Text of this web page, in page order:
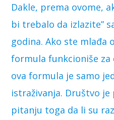
Dakle, prema ovome,
bi trebalo da izlazite”
godina. Ako ste mlađa
formula funkcioniše za
ova formula je samo
istraživanja. Društvo
pitanju toga da li su